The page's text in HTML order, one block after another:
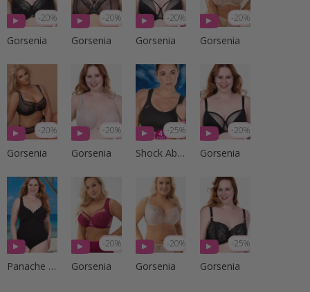
-20%
Gorsenia
-20%
Gorsenia
-20%
Gorsenia
-20%
Gorsenia
-20%
Gorsenia
-20%
Gorsenia
-25%
Shock Absorber
-20%
Gorsenia
Panache Swim
-20%
Gorsenia
-20%
Gorsenia
-25%
Gorsenia